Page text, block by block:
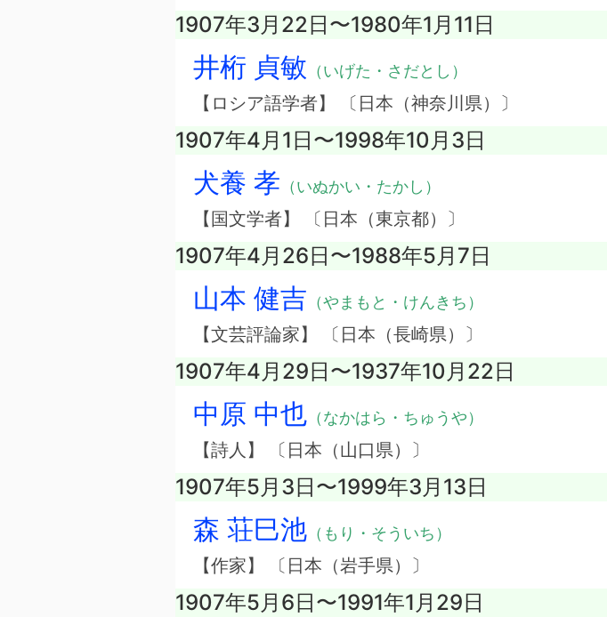
1907年3月22日〜1980年1月11日
井桁 貞敏 （いげた・さだとし）
【ロシア語学者】 〔日本（神奈川県）〕
1907年4月1日〜1998年10月3日
犬養 孝 （いぬかい・たかし）
【国文学者】 〔日本（東京都）〕
1907年4月26日〜1988年5月7日
山本 健吉 （やまもと・けんきち）
【文芸評論家】 〔日本（長崎県）〕
1907年4月29日〜1937年10月22日
中原 中也 （なかはら・ちゅうや）
【詩人】 〔日本（山口県）〕
1907年5月3日〜1999年3月13日
森 荘巳池 （もり・そういち）
【作家】 〔日本（岩手県）〕
1907年5月6日〜1991年1月29日